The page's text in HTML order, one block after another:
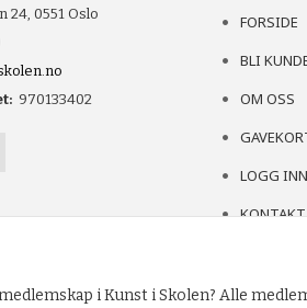
24, 0551 Oslo
970133402
FORSIDE
BLI
OM OSS
LOGG INN
i Kunst i Skolen? Alle